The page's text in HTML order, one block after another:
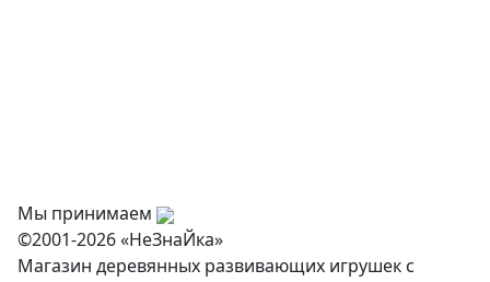
Мы принимаем
©2001-2026 «НеЗнаЙка»
Магазин деревянных развивающих игрушек с